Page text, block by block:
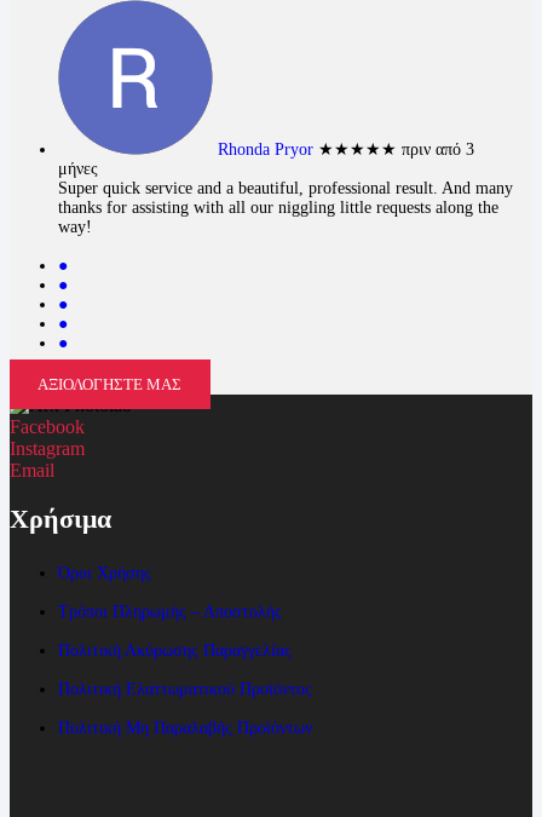
Rhonda Pryor ★★★★★ πριν από 3
μήνες
Super quick service and a beautiful, professional result. And many
thanks for assisting with all our niggling little requests along the
way!
●
●
●
●
●
ΑΞΙΟΛΟΓΗΣΤΕ ΜΑΣ
Facebook
Instagram
Email
Χρήσιμα
Όροι Χρήσης
Τρόποι Πληρωμής – Αποστολής
Πολιτική Ακύρωσης Παραγγελίας
Πολιτική Ελαττωματικού Προϊόντος
Πολιτική Μη Παραλαβής Προϊόντων